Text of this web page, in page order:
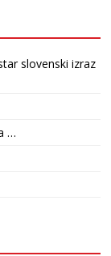
slovenski izraz
…